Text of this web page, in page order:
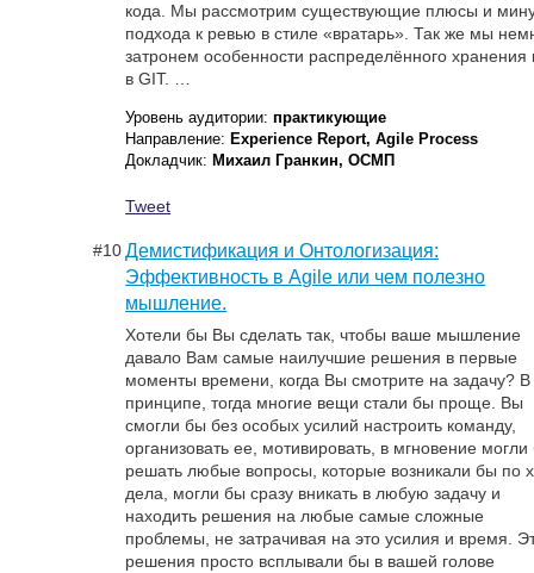
кода. Мы рассмотрим существующие плюсы и
подхода к ревью в стиле «вратарь». Так же мы
затронем особенности распределённого хранения
в GIT. …
Уровень аудитории:практикующие
Направление: Experience Report, Agile Process
Докладчик: Михаил Гранкин, ОСМП
Tweet
#10Демистификация и Онтологизация:
Эффективность в Agile или чем полезно
мышление.
Хотели бы Вы сделать так, чтобы ваше мышление
давало Вам самые наилучшие решения в первые
моменты времени, когда Вы смотрите на задачу? В
принципе, тогда многие вещи стали бы проще. Вы
смогли бы без особых усилий настроить команду,
организовать ее, мотивировать, в мгновение
решать любые вопросы, которые возникали бы по
дела, могли бы сразу вникать в любую задачу и
находить решения на любые самые сложные
проблемы, не затрачивая на это усилия и время.
решения просто всплывали бы в вашей голове